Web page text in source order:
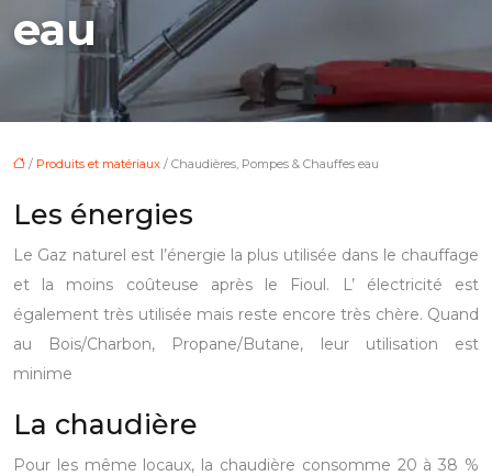
eau
/ Produits et matériaux / Chaudières, Pompes & Chauffes eau
Les énergies
Le Gaz naturel est l’énergie la plus utilisée dans le chauffage
et la moins coûteuse après le Fioul. L’ électricité est
également très utilisée mais reste encore très chère. Quand
au Bois/Charbon, Propane/Butane, leur utilisation est
minime
La chaudière
Pour les même locaux, la chaudière consomme 20 à 38 %